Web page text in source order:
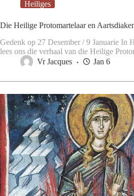
Heiliges
Die Heilige Protomartelaar en
Gedenk op 27 Desember / 9 Januarie In
lees ons die verhaal van die Heilige
Vr Jacques
Jan 6